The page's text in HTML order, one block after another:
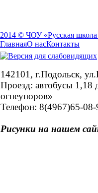
2014 © ЧОУ «Русская
ГлавнаяО насКонтакты
142101, г.Подольск,
Проезд: автобусы 1,18
огнеупоров»
Телефон: 8(4967)65-08-
Рисунки на нашем